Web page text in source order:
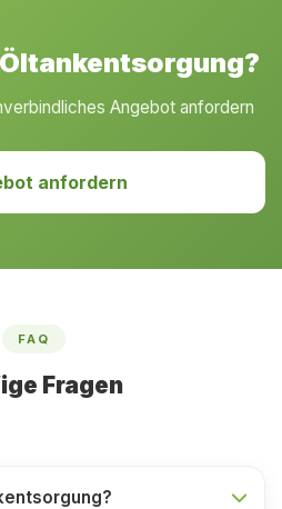
Angebot anfordern
anfordern
FAQ
Fragen